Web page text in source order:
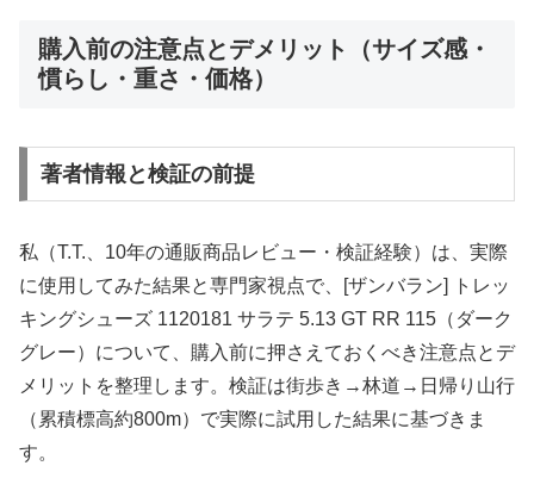
購入前の注意点とデメリット（サイズ感・
慣らし・重さ・価格）
著者情報と検証の前提
私（T.T.、10年の通販商品レビュー・検証経験）は、実際
に使用してみた結果と専門家視点で、[ザンバラン] トレッ
キングシューズ 1120181 サラテ 5.13 GT RR 115（ダーク
グレー）について、購入前に押さえておくべき注意点とデ
メリットを整理します。検証は街歩き→林道→日帰り山行
（累積標高約800m）で実際に試用した結果に基づきま
す。